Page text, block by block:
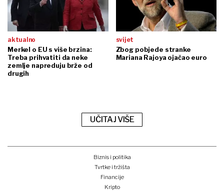
aktualno
Merkel o EU s više brzina:
Treba prihvatiti da neke
zemlje napreduju brže od
drugih
svijet
Zbog pobjede stranke
Mariana Rajoya ojačao euro
UČITAJ VIŠE
Biznis i politika
Tvrtke i tržišta
Financije
Kripto